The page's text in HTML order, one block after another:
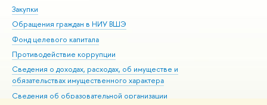
Закупки
Обращения граждан в НИУ ВШЭ
Фонд целевого капитала
Противодействие коррупции
Сведения о доходах, расходах, об имуществе и
обязательствах имущественного характера
Сведения об образовательной организации